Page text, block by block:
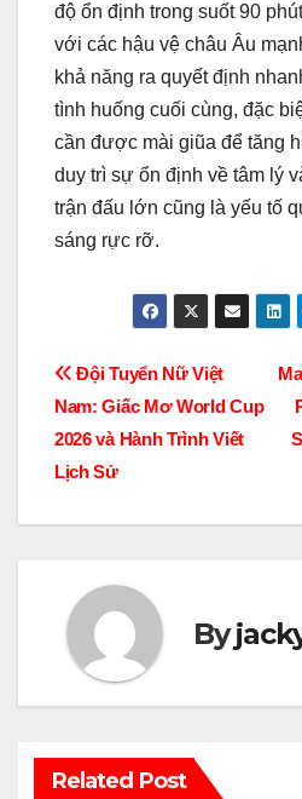
độ ổn định trong suốt 90
với các hậu vệ châu Âu
khả năng ra quyết định
tình huống cuối cùng, đặc
cần được mài giũa để tăng
duy trì sự ổn định về tâm lý
trận đấu lớn cũng là yếu tố
sáng rực rỡ.
Điều
hướng
bài
viết
Đội Tuyển Nữ Việt
Nam: Giấc Mơ World Cup
2026 và Hành Trình Viết
Lịch Sử
By
Related Post